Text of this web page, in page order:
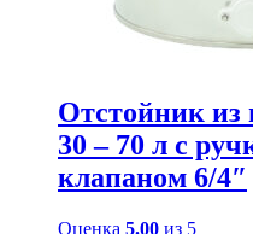
Отстойник из
30 – 70 л с
клапаном 6/4″
Оценка 5.00 из 5